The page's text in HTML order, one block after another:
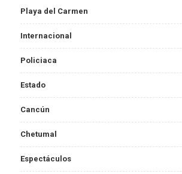
Playa del Carmen
Internacional
Policiaca
Estado
Cancún
Chetumal
Espectáculos